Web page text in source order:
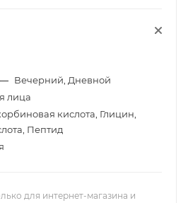
— Вечерний, Дневной
лица
кислота, Глицин,
Пептид
для интернет-магазина и